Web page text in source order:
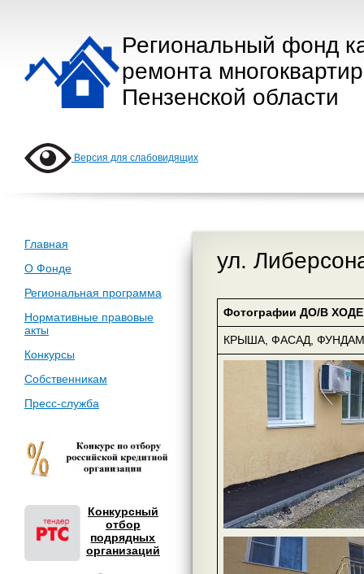
Региональный фонд
ремонта
Пензенской области
Версия для слабовидящих
Главная
О Фонде
Региональная программа
Нормативные правовые
акты
Конкурсы
Собственникам
Пресс-служба
Конкурсный
отбор
подрядных
организаций
ул.
Фотографии ДО/В ХОДЕ
КРЫША, ФАСАД,